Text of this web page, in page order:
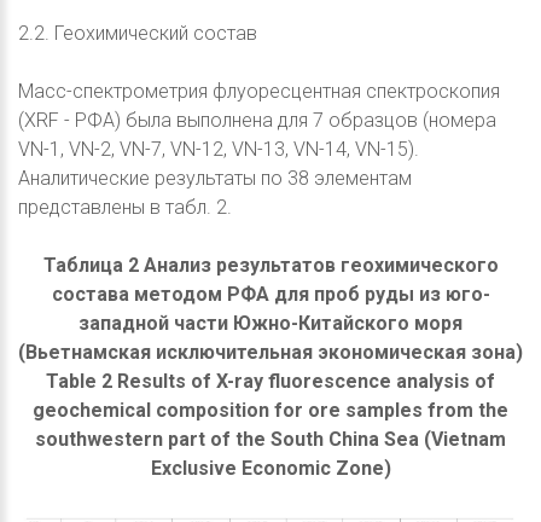
2.2. Геохимический состав
Масс-спектрометрия флуоресцентная спектроскопия
(XRF - РФА) была выполнена для 7 образцов (номера
VN-1, VN-2, VN-7, VN-12, VN-13, VN-14, VN-15).
Аналитические результаты по 38 элементам
представлены в табл. 2.
Таблица 2 Анализ результатов геохимического
состава методом РФА для проб руды из юго-
западной части Южно-Китайского моря
(Вьетнамская исключительная экономическая зона)
Table 2 Results of X-ray fluorescence analysis of
geochemical composition for ore samples from the
southwestern part of the South China Sea (Vietnam
Exclusive Economic Zone)